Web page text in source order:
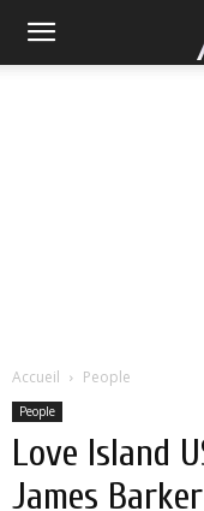
Accueil People
People
Love Island
James